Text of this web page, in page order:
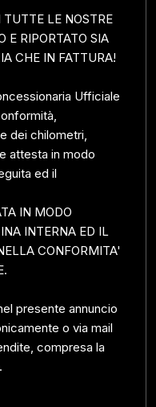
LE NOSTRE
E RIPORTATO SIA
CHE IN FATTURA!
Ufficiale
dei chilometri,
attesta in modo
ed il
IN MODO
INTERNA ED IL
CONFORMITA'
presente annuncio
o via mail
compresa la